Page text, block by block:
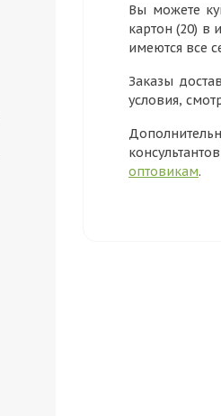
Вы можете
картон (20) в
имеются все
Заказы
условия,
оптовикам.